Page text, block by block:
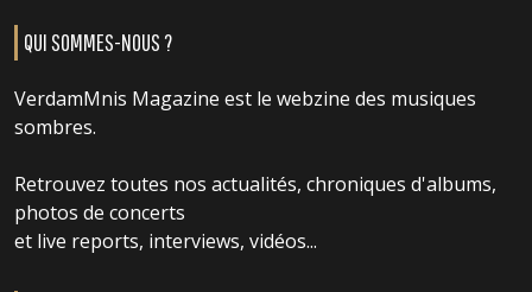
QUI SOMMES-NOUS ?
VerdamMnis Magazine est le webzine des musiques
sombres.
Retrouvez toutes nos actualités, chroniques d'albums,
photos de concerts
et live reports, interviews, vidéos...